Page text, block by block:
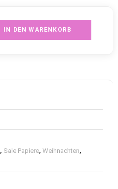
IN DEN WARENKORB
, Sale Papiere, Weihnachten,